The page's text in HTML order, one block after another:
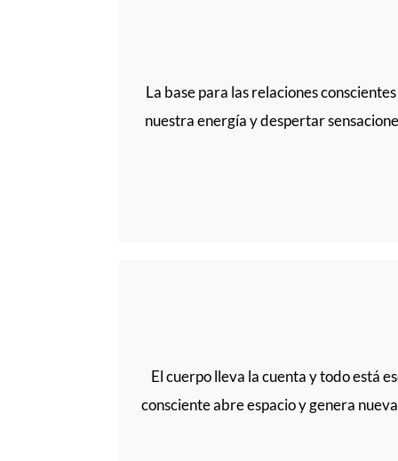
La base para las relaciones
nuestra energía y despertar
El cuerpo lleva la cuenta y todo está
consciente abre espacio y genera